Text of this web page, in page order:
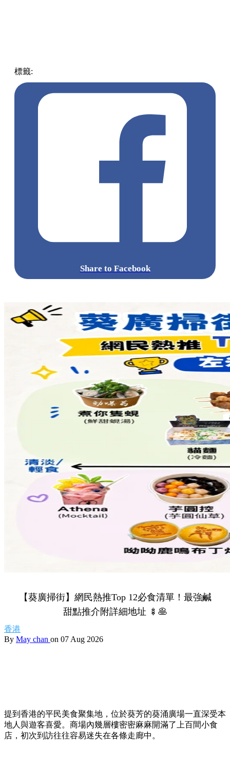
標籤:
Share to Facebook
【葵廣掃街】網民熱推Top 12必食清單！最強鹹
甜點推介附詳細地址 🍢🥞
香港
By May chan on 07 Aug 2026
提到香港的平民美食聚集地，位於葵芳的葵涌廣場一直深受本
地人與遊客喜愛。商場內幾層樓密密麻麻開滿了上百間小食
店，初次到訪往往容易迷失在各條走廊中。